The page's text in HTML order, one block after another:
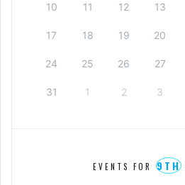
10 11 12 13
17 18 19 20
24 25 26 27
31 1 2 3
EVENTS FOR 9TH